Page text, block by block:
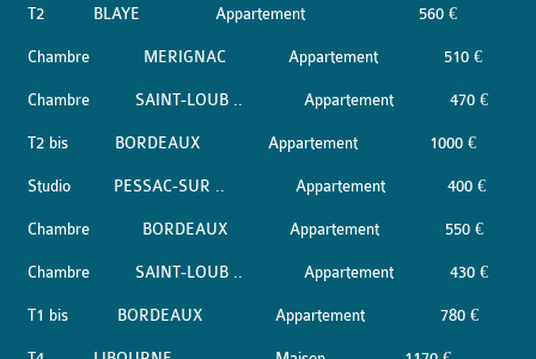
T2 BLAYE Appartement 560 €
Chambre MERIGNAC Appartement 510 €
Chambre SAINT-LOUB .. Appartement 470 €
T2 bis BORDEAUX Appartement 1000 €
Studio PESSAC-SUR .. Appartement 400 €
Chambre BORDEAUX Appartement 550 €
Chambre SAINT-LOUB .. Appartement 430 €
T1 bis BORDEAUX Appartement 780 €